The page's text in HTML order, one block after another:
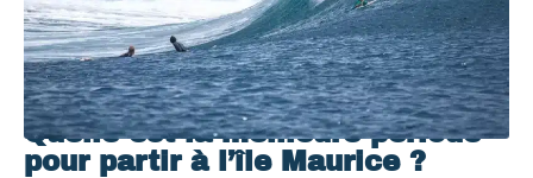
Quelle est la meilleure période
pour partir à l’île Maurice ?